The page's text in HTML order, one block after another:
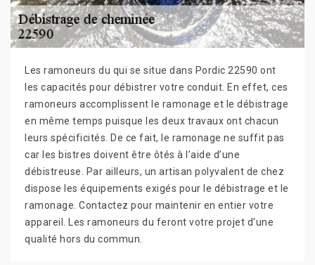
Les ramoneurs du qui se situe dans Pordic 22590 ont
les capacités pour débistrer votre conduit. En effet, ces
ramoneurs accomplissent le ramonage et le débistrage
en même temps puisque les deux travaux ont chacun
leurs spécificités. De ce fait, le ramonage ne suffit pas
car les bistres doivent être ôtés à l’aide d’une
débistreuse. Par ailleurs, un artisan polyvalent de chez
dispose les équipements exigés pour le débistrage et le
ramonage. Contactez pour maintenir en entier votre
appareil. Les ramoneurs du feront votre projet d’une
qualité hors du commun.